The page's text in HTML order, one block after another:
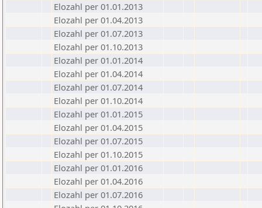
Elozahl per 01.01.2013
Elozahl per 01.04.2013
Elozahl per 01.07.2013
Elozahl per 01.10.2013
Elozahl per 01.01.2014
Elozahl per 01.04.2014
Elozahl per 01.07.2014
Elozahl per 01.10.2014
Elozahl per 01.01.2015
Elozahl per 01.04.2015
Elozahl per 01.07.2015
Elozahl per 01.10.2015
Elozahl per 01.01.2016
Elozahl per 01.04.2016
Elozahl per 01.07.2016